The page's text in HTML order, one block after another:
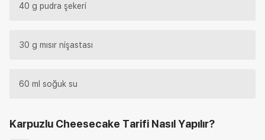
40 g pudra şekeri
30 g mısır nişastası
60 ml soğuk su
Karpuzlu Cheesecake Tarifi Nasıl Yapılır?